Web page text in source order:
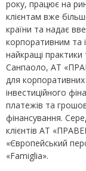
року, працює на
клієнтам вже
країни та надає
корпоративним та
найкращі практики
Санпаоло, АТ
для
інвестиційного
платежів та
фінансування.
клієнтів АТ
«Європейський
«Famiglia».